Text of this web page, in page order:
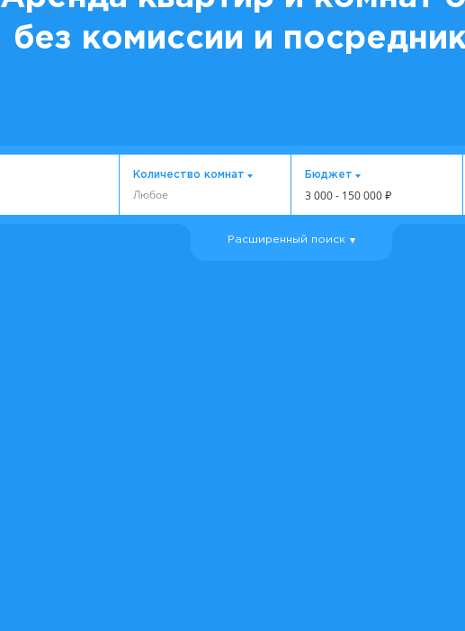
без комиссии и
Количество комнат
Любое
Бюджет
3 000- 150 000 ₽
Расширенный поиск